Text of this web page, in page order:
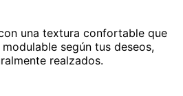
una textura confortable que
según tus deseos,
realzados.